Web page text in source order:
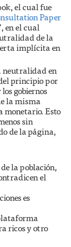
el cual fue
Paper
en el cual
de la
implícita en
neutralidad en
principio por
gobiernos
la misma
monetario. Esto
sin
de la página,
la población,
el
es
ricos y otro